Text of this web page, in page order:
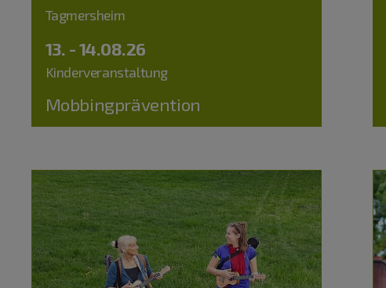
Tagmersheim
13. - 14.08.26
Kinderveranstaltung
Mobbingprävention